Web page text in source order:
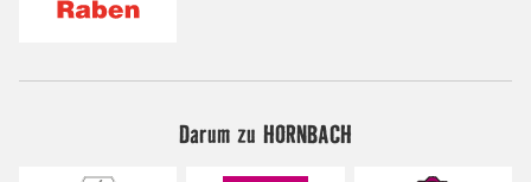
Darum zu HORNBACH